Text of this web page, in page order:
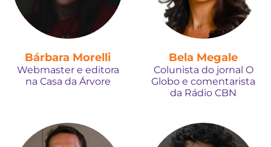
Bárbara Morelli
Webmaster e editora
na Casa da Árvore
Bela Megale
Colunista do jornal O
Globo e comentarista
da Rádio CBN